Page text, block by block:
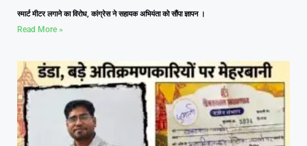
स्मार्ट मीटर लगाने का विरोध, कांग्रेस ने सहायक अभियंता को सौंपा ज्ञापन ।
Read More »